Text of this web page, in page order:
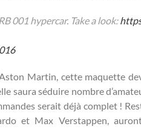
001 hypercar. Take a look:
Martin, cette maquette
saura séduire nombre
serait déjà complet !
et Max Verstappen,